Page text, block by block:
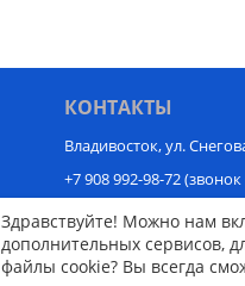
КОНТАКТЫ
Владивосток, ул.
+7 908 992-98-72
Пн-Пт 9.00 - 17.00
sale@48chasov.com
Посмотреть на карте
Здравствуйте! Можно нам
дополнительных сервисов,
файлы cookie? Вы всегда